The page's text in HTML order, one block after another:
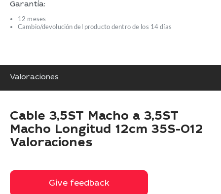
Garantía:
12 meses
Cambio/devolución del producto dentro de los 14 días
Valoraciones
Cable 3,5ST Macho a 3,5ST
Macho Longitud 12cm 35S-012
Valoraciones
Give feedback
Give feedback